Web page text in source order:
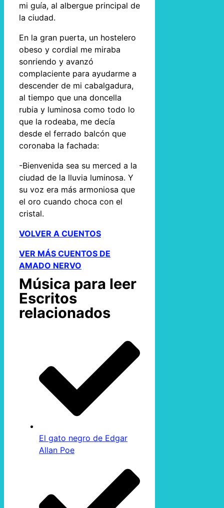
mi guía, al albergue principal de
la ciudad.
En la gran puerta, un hostelero
obeso y cordial me miraba
sonriendo y avanzó
complaciente para ayudarme a
descender de mi cabalgadura,
al tiempo que una doncella
rubia y luminosa como todo lo
que la rodeaba, me decía
desde el ferrado balcón que
coronaba la fachada:
-Bienvenida sea su merced a la
ciudad de la lluvia luminosa. Y
su voz era más armoniosa que
el oro cuando choca con el
cristal.
VOLVER A CUENTOS
VER MÁS CUENTOS DE
AMADO NERVO
Música para leer
Escritos
relacionados
El gato negro de Edgar
Allan Poe